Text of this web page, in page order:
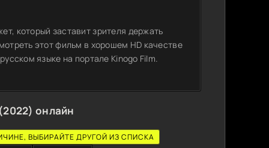
который заставит зрителя держать
этот фильм в хорошем HD качестве
языке на портале Kinogo Film.
онлайн
ВЫБИРАЙТЕ ДРУГОЙ ИЗ СПИСКА